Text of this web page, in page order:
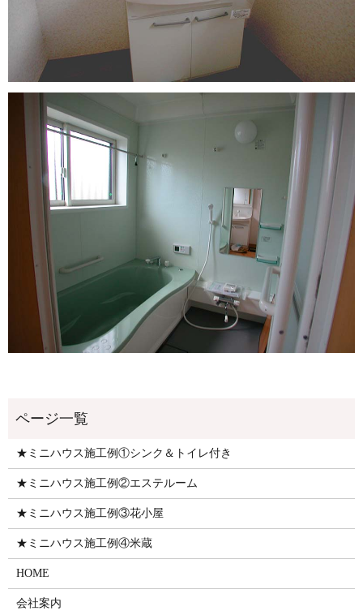
★ミニハウス施工例①シンク＆トイレ付き
★ミニハウス施工例②エステルーム
★ミニハウス施工例③花小屋
★ミニハウス施工例④米蔵
HOME
会社案内